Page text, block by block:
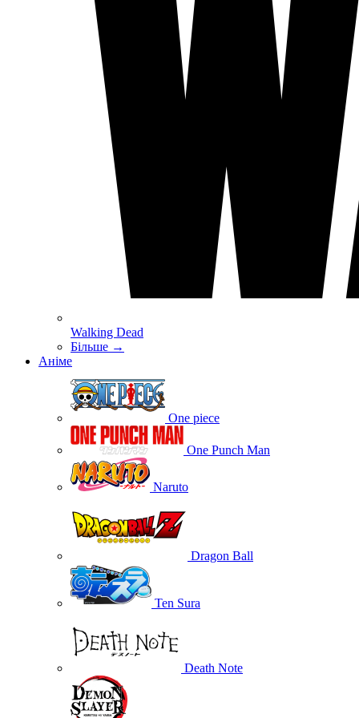
Walking Dead
Більше →
Аніме
One piece
One Punch Man
Naruto
Dragon Ball
Ten Sura
Death Note